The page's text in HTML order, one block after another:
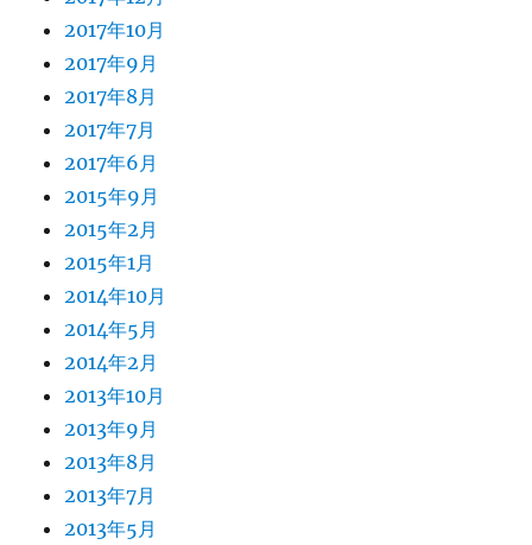
2017年10月
2017年9月
2017年8月
2017年7月
2017年6月
2015年9月
2015年2月
2015年1月
2014年10月
2014年5月
2014年2月
2013年10月
2013年9月
2013年8月
2013年7月
2013年5月